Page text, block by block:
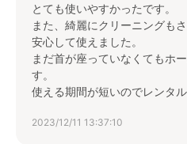
とても使いやすかったです。
また、綺麗にクリーニングも
安心して使えました。
まだ首が座っていなくてもホ
す。
使える期間が短いのでレンタ
2023/12/11 13:37:10